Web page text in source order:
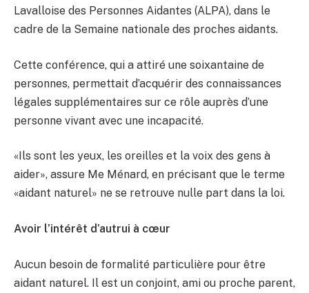
Lavalloise des Personnes Aidantes (ALPA), dans le
cadre de la Semaine nationale des proches aidants.
Cette conférence, qui a attiré une soixantaine de
personnes, permettait d’acquérir des connaissances
légales supplémentaires sur ce rôle auprès d’une
personne vivant avec une incapacité.
«Ils sont les yeux, les oreilles et la voix des gens à
aider», assure Me Ménard, en précisant que le terme
«aidant naturel» ne se retrouve nulle part dans la loi.
Avoir l’intérêt d’autrui à cœur
Aucun besoin de formalité particulière pour être
aidant naturel. Il est un conjoint, ami ou proche parent,